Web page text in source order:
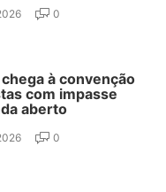
0
à convenção
com impasse
aberto
0